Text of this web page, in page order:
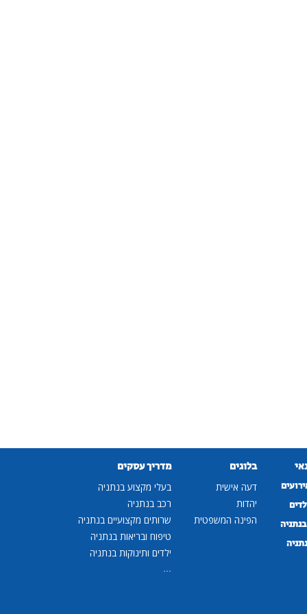
בלוגים
דעה אישית
יהדות
הפינה המשפטית
מדריך עסקים
בעלי מקצוע בנתניה
רכב בנתניה
שרותים מקצועיים בנתניה
טיפוח ובריאות בנתניה
ילדים ותינוקות בנתניה